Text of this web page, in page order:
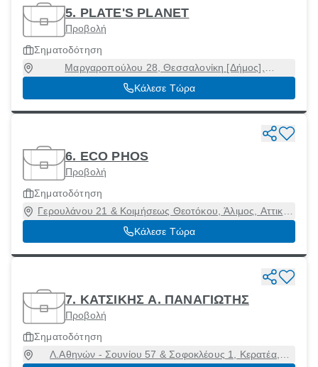
5. PLATE'S PLAΝΕT
Προβολή
Σηματοδότηση
Μαργαροπούλου 28, Θεσσαλονίκη [Δήμος],
Θεσσαλονίκη, 54629
Κάλεσε Τώρα
6. ECO PHOS
Προβολή
Σηματοδότηση
Γερουλάνου 21 & Κοιμήσεως Θεοτόκου, Άλιμος, Αττική,
17455
Κάλεσε Τώρα
7. ΚΑΤΣΙΚΗΣ Α. ΠΑΝΑΓΙΩΤΗΣ
Προβολή
Σηματοδότηση
Λ.Αθηνών - Σουνίου 57 & Σοφοκλέους 1, Κερατέα,